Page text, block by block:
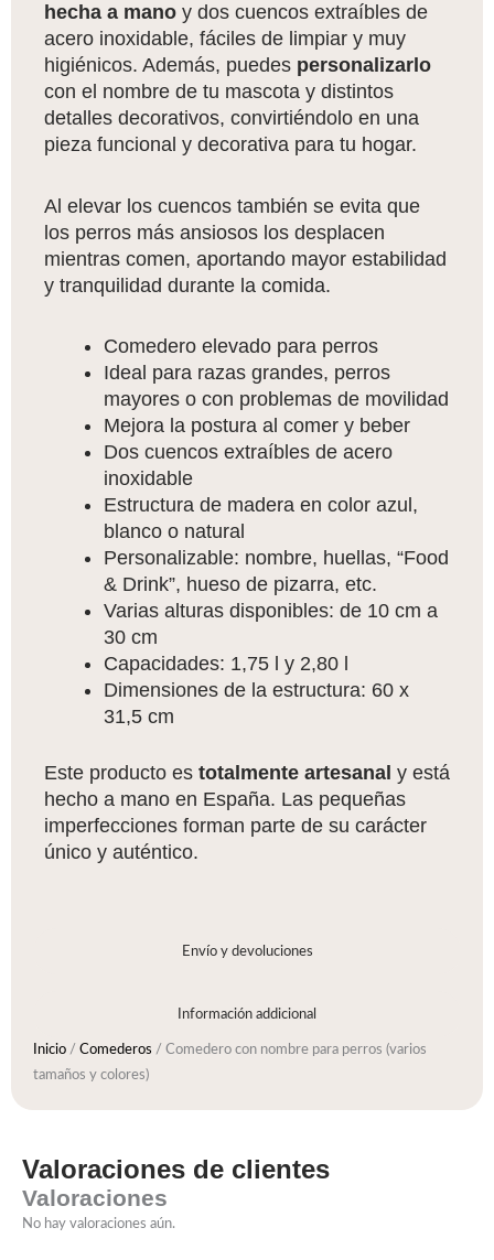
Envío y devoluciones
Información addicional
hecha a mano y dos cuencos extraíbles de
acero inoxidable, fáciles de limpiar y muy
higiénicos. Además, puedes personalizarlo
con el nombre de tu mascota y distintos
detalles decorativos, convirtiéndolo en una
pieza funcional y decorativa para tu hogar.
Al elevar los cuencos también se evita que
los perros más ansiosos los desplacen
mientras comen, aportando mayor estabilidad
y tranquilidad durante la comida.
Comedero elevado para perros
Ideal para razas grandes, perros
mayores o con problemas de movilidad
Mejora la postura al comer y beber
Dos cuencos extraíbles de acero
inoxidable
Estructura de madera en color azul,
blanco o natural
Personalizable: nombre, huellas, “Food
& Drink”, hueso de pizarra, etc.
Varias alturas disponibles: de 10 cm a
30 cm
Capacidades: 1,75 l y 2,80 l
Dimensiones de la estructura: 60 x
31,5 cm
Este producto es totalmente artesanal y está
hecho a mano en España. Las pequeñas
imperfecciones forman parte de su carácter
único y auténtico.
Inicio / Comederos / Comedero con nombre para perros (varios
tamaños y colores)
Valoraciones de clientes
Valoraciones
No hay valoraciones aún.